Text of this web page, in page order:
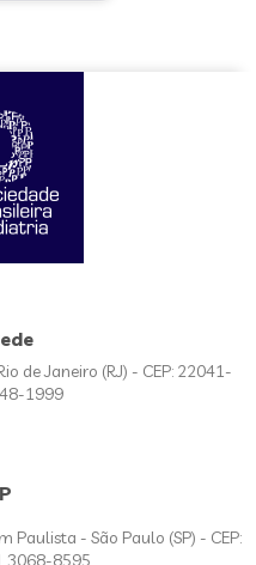
de Janeiro (RJ) - CEP: 22041-
1999
- São Paulo (SP) - CEP:
3068-8595